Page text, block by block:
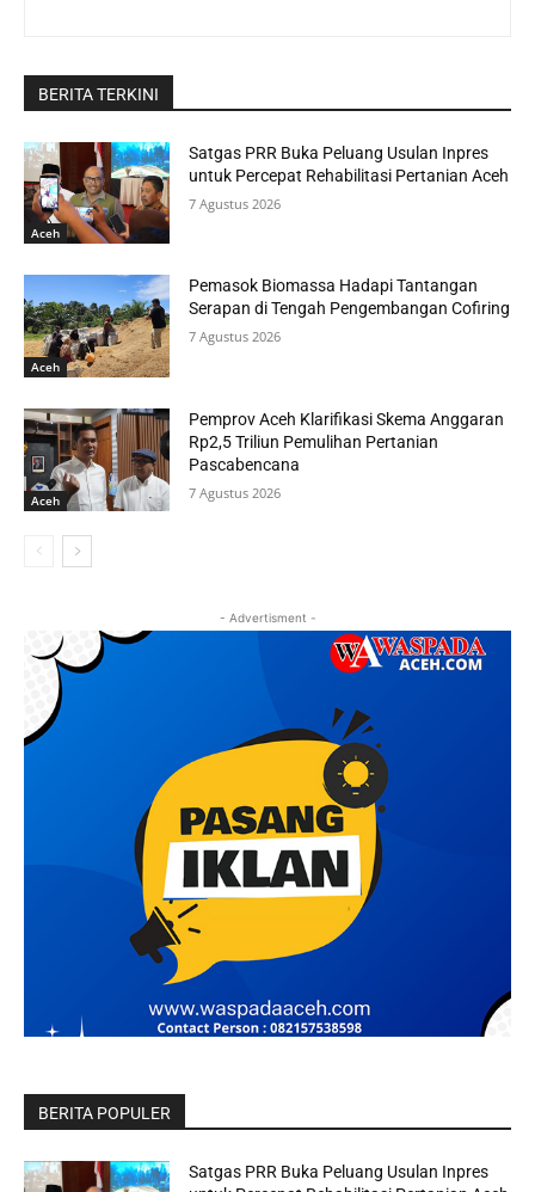
BERITA TERKINI
Aceh
Satgas PRR Buka Peluang Usulan Inpres
untuk Percepat Rehabilitasi Pertanian Aceh
7 Agustus 2026
Aceh
Pemasok Biomassa Hadapi Tantangan
Serapan di Tengah Pengembangan Cofiring
7 Agustus 2026
Aceh
Pemprov Aceh Klarifikasi Skema Anggaran
Rp2,5 Triliun Pemulihan Pertanian
Pascabencana
7 Agustus 2026
- Advertisment -
BERITA POPULER
Satgas PRR Buka Peluang Usulan Inpres